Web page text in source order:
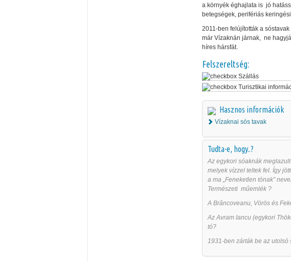
a környék éghajlata is jó
betegségek, perifériás
2011-ben felújították a
már Vízaknán járnak, ne
híres hársfát.
Felszereltség:
Szállás
Turisztikai
Hasznos információk
Vízaknai sós tavak
Tudta-e, hogy..?
Az egykori sóaknák
melyek vízzel teltek fel. Így
a ma „Feneketlen tónak”
Természeti műemlék ?
A Brâncoveanu, Vörös és
Az Avram Iancu (egykori
tó?
1931-ben zárták be az utolsó